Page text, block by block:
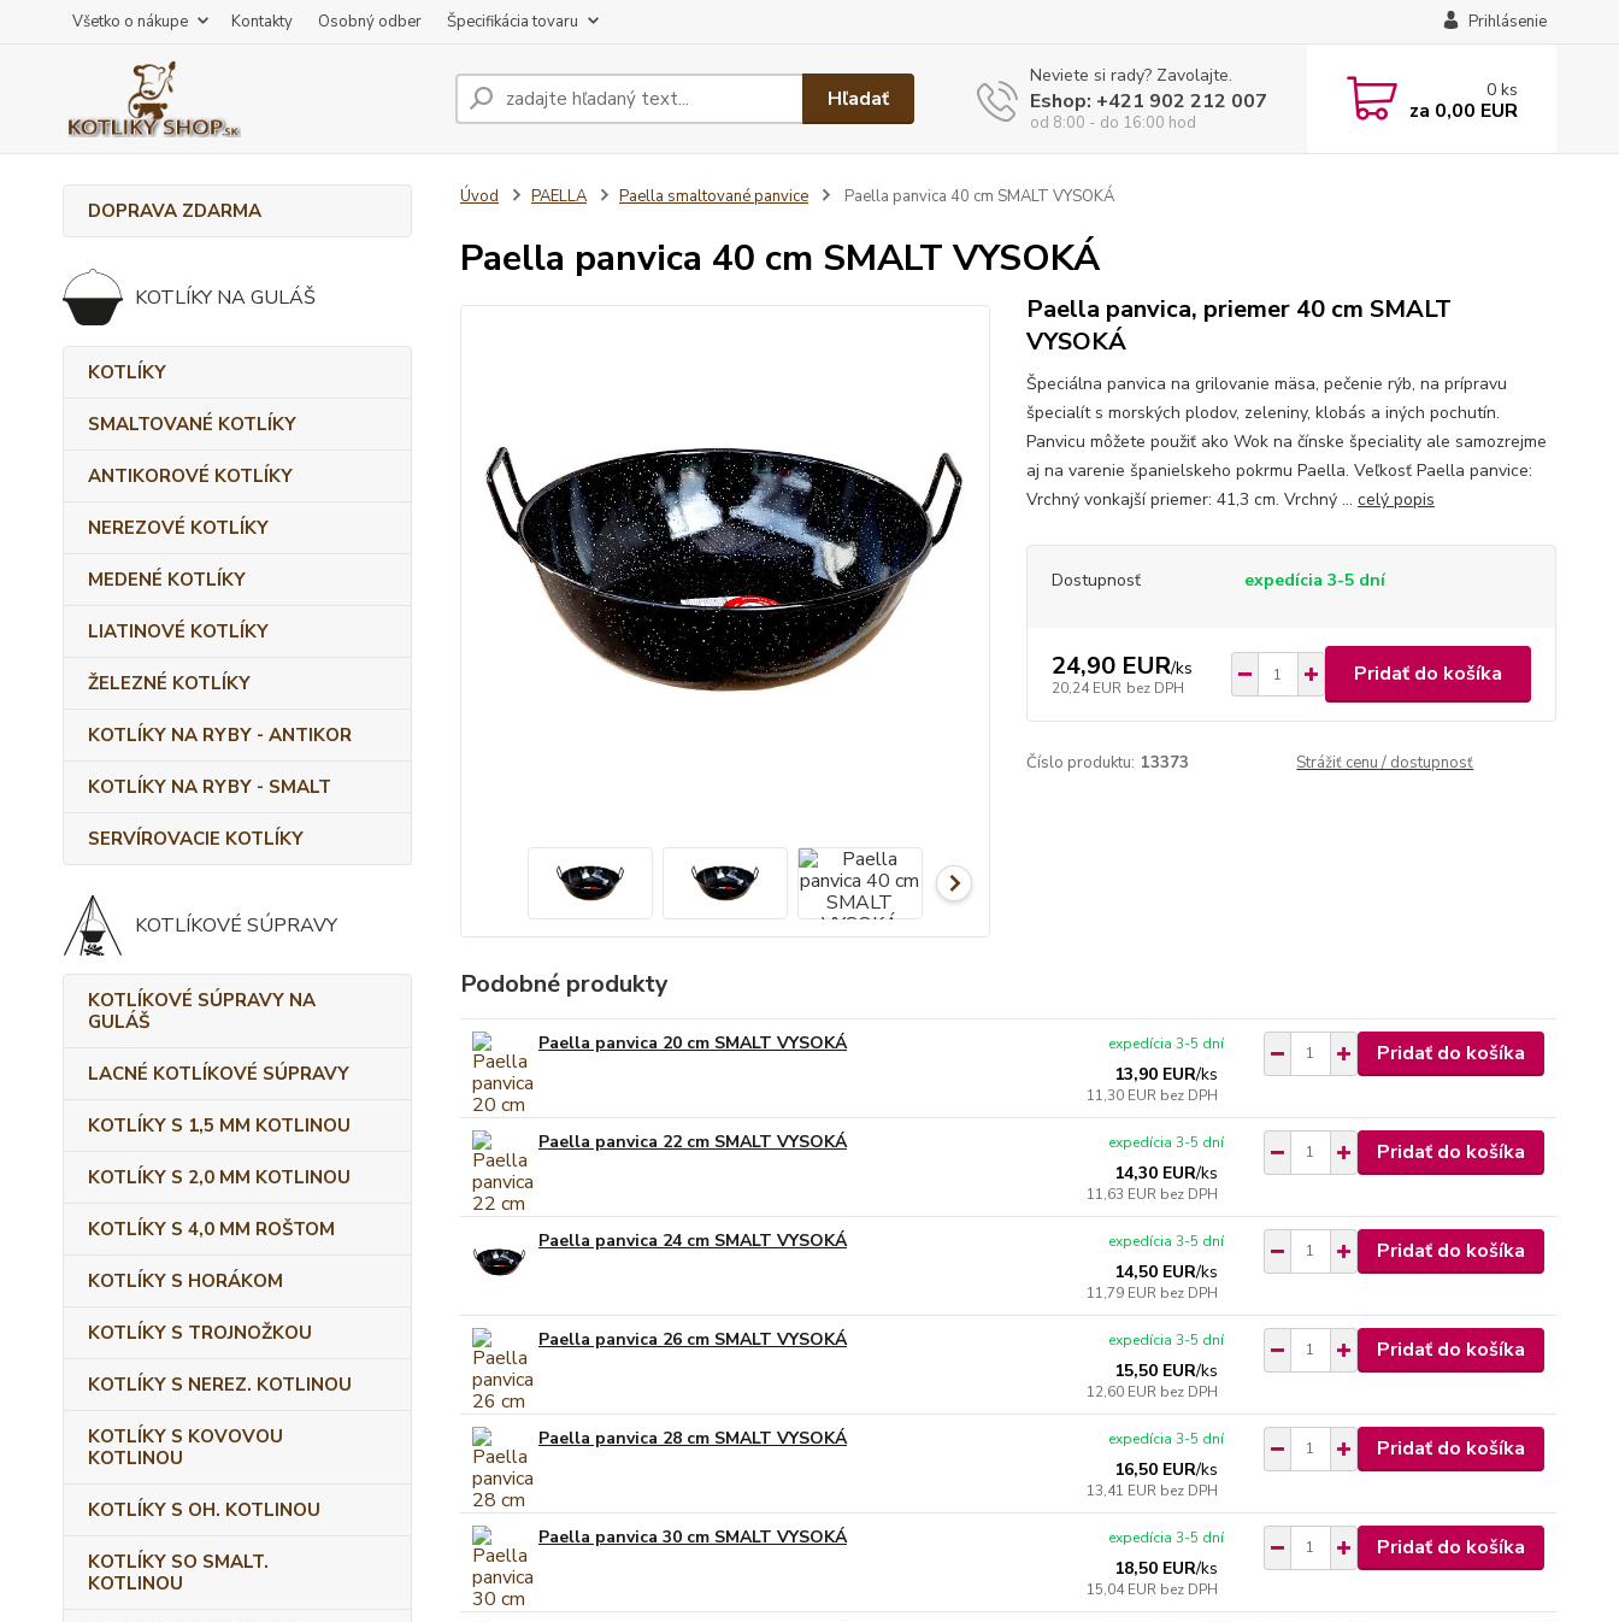
Všetko o nákupe Kontakty Osobný odber Špecifikácia tovaru Prihlásenie
Hľadať
Neviete si rady? Zavolajte.
Eshop: +421 902 212 007
od 8:00 - do 16:00 hod
0 ks
za 0,00 EUR
DOPRAVA ZDARMA
KOTLÍKY NA GULÁŠ
KOTLÍKY
SMALTOVANÉ KOTLÍKY
ANTIKOROVÉ KOTLÍKY
NEREZOVÉ KOTLÍKY
MEDENÉ KOTLÍKY
LIATINOVÉ KOTLÍKY
ŽELEZNÉ KOTLÍKY
KOTLÍKY NA RYBY - ANTIKOR
KOTLÍKY NA RYBY - SMALT
SERVÍROVACIE KOTLÍKY
KOTLÍKOVÉ SÚPRAVY
KOTLÍKOVÉ SÚPRAVY NA
GULÁŠ
LACNÉ KOTLÍKOVÉ SÚPRAVY
KOTLÍKY S 1,5 MM KOTLINOU
KOTLÍKY S 2,0 MM KOTLINOU
KOTLÍKY S 4,0 MM ROŠTOM
KOTLÍKY S HORÁKOM
KOTLÍKY S TROJNOŽKOU
KOTLÍKY S NEREZ. KOTLINOU
KOTLÍKY S KOVOVOU
KOTLINOU
KOTLÍKY S OH. KOTLINOU
KOTLÍKY SO SMALT.
KOTLINOU
Úvod PAELLA Paella smaltované panvice Paella panvica 40 cm SMALT VYSOKÁ
Paella panvica 40 cm SMALT VYSOKÁ
Paella panvica, priemer 40 cm SMALT
VYSOKÁ
Špeciálna panvica na grilovanie mäsa, pečenie rýb, na prípravu
špecialít s morských plodov, zeleniny, klobás a iných pochutín.
Panvicu môžete použiť ako Wok na čínske špeciality ale samozrejme
aj na varenie španielskeho pokrmu Paella. Veľkosť Paella panvice:
Vrchný vonkajší priemer: 41,3 cm. Vrchný ... celý popis
Dostupnosť expedícia 3-5 dní
24,90 EUR/ks
20,24 EUR bez DPH
Pridať do košíka
Číslo produktu: 13373 Strážiť cenu / dostupnosť
Podobné produkty
Paella panvica 20 cm SMALT VYSOKÁ
13,90 EUR/ks
11,30 EUR bez DPH
expedícia 3-5 dní Pridať do košíka
Paella panvica 22 cm SMALT VYSOKÁ
14,30 EUR/ks
11,63 EUR bez DPH
expedícia 3-5 dní Pridať do košíka
Paella panvica 24 cm SMALT VYSOKÁ
14,50 EUR/ks
11,79 EUR bez DPH
expedícia 3-5 dní Pridať do košíka
Paella panvica 26 cm SMALT VYSOKÁ
15,50 EUR/ks
12,60 EUR bez DPH
expedícia 3-5 dní Pridať do košíka
Paella panvica 28 cm SMALT VYSOKÁ
16,50 EUR/ks
13,41 EUR bez DPH
expedícia 3-5 dní Pridať do košíka
Paella panvica 30 cm SMALT VYSOKÁ
18,50 EUR/ks
15,04 EUR bez DPH
expedícia 3-5 dní Pridať do košíka